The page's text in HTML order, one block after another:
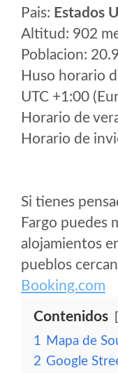
Pais: Estados
Altitud: 902
Poblacion:
Huso horario
UTC +1:00
Horario de
Horario de
Si tienes
Fargo puedes
alojamientos
pueblos
Booking.com
Contenidos
1 Mapa de
2 Google